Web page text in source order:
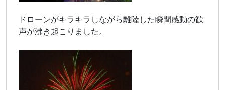
ドローンがキラキラしながら離陸した瞬間感動の歓
声が沸き起こりました。